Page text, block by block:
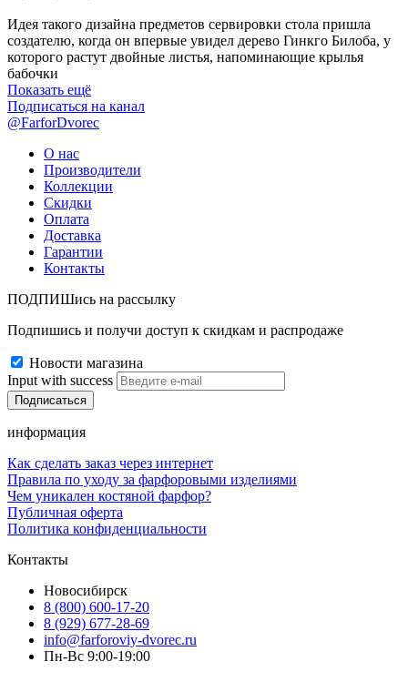
Идея такого дизайна предметов сервировки стола пришла
создателю, когда он впервые увидел дерево Гинкго Билоба, у
которого растут двойные листья, напоминающие крылья
бабочки
Показать ещё
Подписаться на канал
@FarforDvorec
О нас
Производители
Коллекции
Скидки
Оплата
Доставка
Гарантии
Контакты
ПОДПИШись на рассылку
Подпишись и получи доступ к скидкам и распродаже
Новости магазина
Input with success
информация
Как сделать заказ через интернет
Правила по уходу за фарфоровыми изделиями
Чем уникален костяной фарфор?
Публичная оферта
Политика конфиденциальности
Контакты
Новосибирск
8 (800) 600-17-20
8 (929) 677-28-69
info@farforoviy-dvorec.ru
Пн-Вс 9:00-19:00